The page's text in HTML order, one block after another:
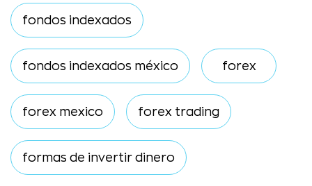
fondos indexados
fondos indexados méxico forex
forex mexico forex trading
formas de invertir dinero